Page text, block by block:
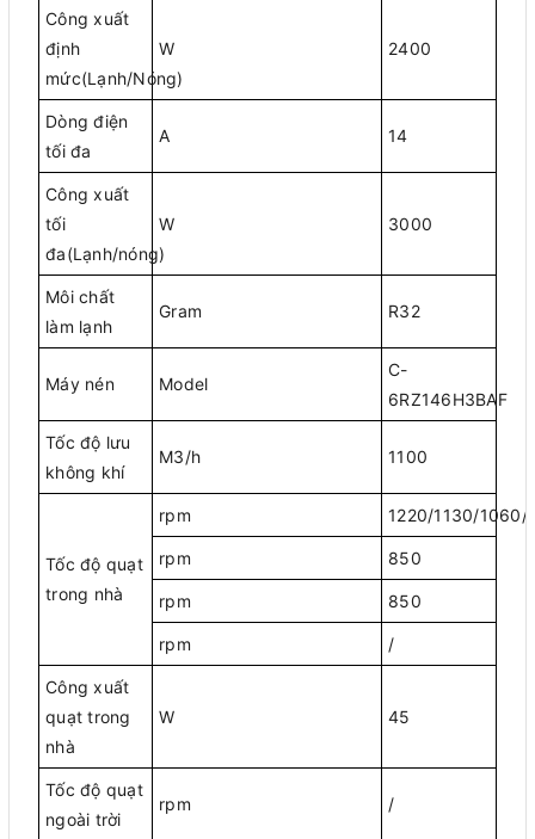
Công xuất
định
mức(Lạnh/Nóng)
W 2400
Dòng điện
tối đa
A 14
Công xuất
tối
đa(Lạnh/nóng)
W 3000
Môi chất
làm lạnh
Gram R32
Máy nén Model
C-
6RZ146H3BAF
Tốc độ lưu
không khí
M3/h 1100
Tốc độ quạt
trong nhà
rpm 1220/1130/
rpm 850
rpm 850
rpm /
Công xuất
quạt trong
nhà
W 45
Tốc độ quạt
ngoài trời
rpm /